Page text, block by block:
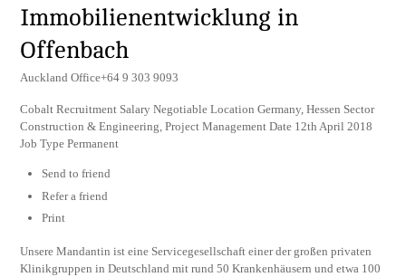
Immobilienentwicklung in
Offenbach
Auckland Office+64 9 303 9093
Cobalt Recruitment Salary Negotiable Location Germany, Hessen Sector
Construction & Engineering, Project Management Date 12th April 2018
Job Type Permanent
Send to friend
Refer a friend
Print
Unsere Mandantin ist eine Servicegesellschaft einer der großen privaten
Klinikgruppen in Deutschland mit rund 50 Krankenhäusern und etwa 100